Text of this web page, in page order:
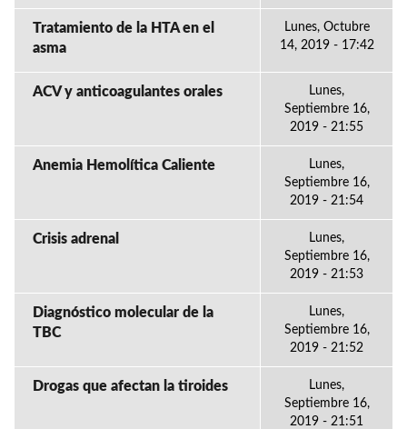
Tratamiento de la HTA en el
asma
Lunes, Octubre
14, 2019 - 17:42
ACV y anticoagulantes orales
Lunes,
Septiembre 16,
2019 - 21:55
Anemia Hemolítica Caliente
Lunes,
Septiembre 16,
2019 - 21:54
Crisis adrenal
Lunes,
Septiembre 16,
2019 - 21:53
Diagnóstico molecular de la
TBC
Lunes,
Septiembre 16,
2019 - 21:52
Drogas que afectan la tiroides
Lunes,
Septiembre 16,
2019 - 21:51